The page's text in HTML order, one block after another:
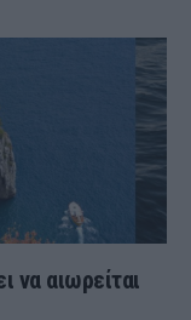
να αιωρείται